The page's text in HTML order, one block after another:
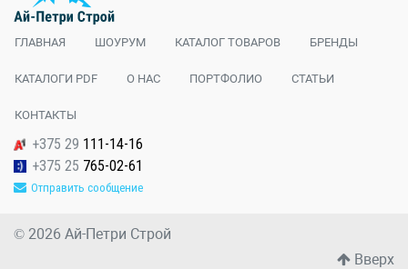
ГЛАВНАЯ ШОУРУМ КАТАЛОГ ТОВАРОВ БРЕНДЫ
КАТАЛОГИ PDF О НАС ПОРТФОЛИО СТАТЬИ
КОНТАКТЫ
+375 29 111-14-16
+375 25 765-02-61
Отправить сообщение
© 2026 Ай-Петpи Строй
Вверх